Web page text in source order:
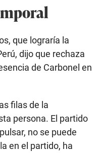
que lograría la
dijo que rechaza
de Carbonel en
filas de la
persona. El partido
no se puede
en el partido, ha